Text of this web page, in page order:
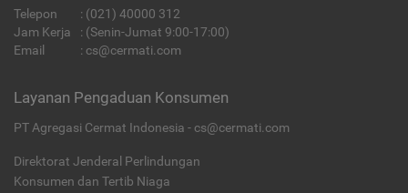
Telepon : (021) 40000 312
Jam Kerja
: (Senin-Jumat 9:00-17:00)
Email
: cs@cermati.com
Layanan Pengaduan Konsumen
PT Agregasi Cermat Indonesia - cs@cermati.com
Direktorat Jenderal Perlindungan
Konsumen dan Tertib Niaga